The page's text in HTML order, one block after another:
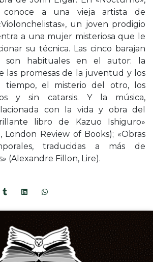
conoce a una vieja artista de
un joven prodigio
a una mujer misteriosa que le
su técnica. Las cinco barajan
son habituales en el autor: la
las promesas de la juventud y los
tiempo, el misterio del otro, los
y sin catarsis. Y la música,
con la vida y obra del
libro de Kazuo Ishiguro»
London Review of Books); «Obras
traducidas a más de
(Alexandre Fillon, Lire).